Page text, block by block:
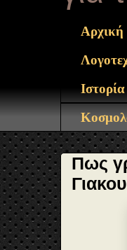
Αρχική
Ιστορία
Πως